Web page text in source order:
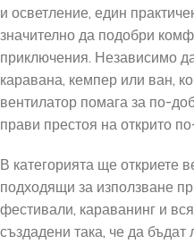
и осветление, един
значително да подобри
приключения. Независимо
каравана, кемпер или ван,
вентилатор помага за по-
прави престоя на открито
В категорията ще откриете
подходящи за използване
фестивали, караванинг и
създадени така, че да бъдат